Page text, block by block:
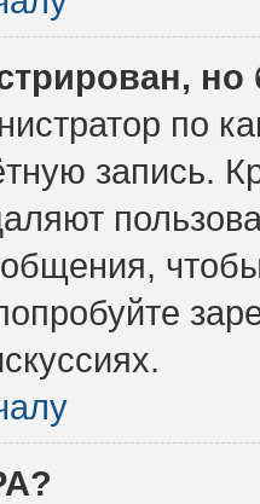
по
запись.